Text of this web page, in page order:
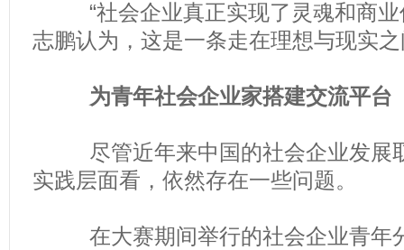
“社会企业真正实现了灵魂和商业
志鹏认为，这是一条走在理想与现实
为青年社会企业家搭建交流平台
尽管近年来中国的社会企业发展
实践层面看，依然存在一些问题。
在大赛期间举行的社会企业青年